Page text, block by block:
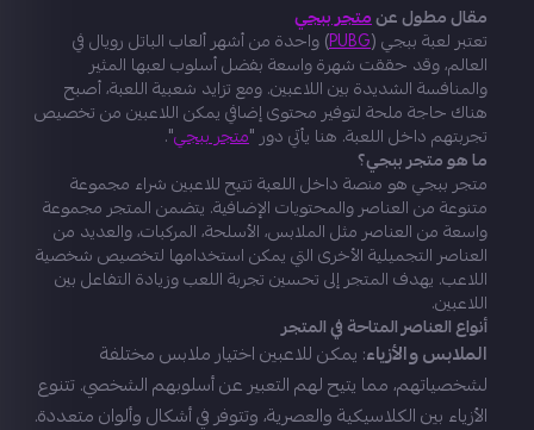
مقال مطول عنمتجر ببجي
تعتبر لعبة ببجي (PUBG) واحدة من أشهر ألعاب الباتل رويال في
العالم، وقد حققت شهرة واسعة بفضل أسلوب لعبها المثير
والمنافسة الشديدة بين اللاعبين. ومع تزايد شعبية اللعبة، أصبح
هناك حاجة ملحة لتوفير محتوى إضافي يمكن اللاعبين من تخصيص
تجربتهم داخل اللعبة. هنا يأتي دور "متجر ببجي".
ما هو متجر ببجي؟
متجر ببجي هو منصة داخل اللعبة تتيح للاعبين شراء مجموعة
متنوعة من العناصر والمحتويات الإضافية. يتضمن المتجر مجموعة
واسعة من العناصر مثل الملابس، الأسلحة، المركبات، والعديد من
العناصر التجميلية الأخرى التي يمكن استخدامها لتخصيص شخصية
اللاعب. يهدف المتجر إلى تحسين تجربة اللعب وزيادة التفاعل بين
اللاعبين.
أنواع العناصر المتاحة في المتجر
الملابس والأزياء: يمكن للاعبين اختيار ملابس مختلفة
لشخصياتهم، مما يتيح لهم التعبير عن أسلوبهم الشخصي. تتنوع
الأزياء بين الكلاسيكية والعصرية، وتتوفر في أشكال وألوان متعددة.